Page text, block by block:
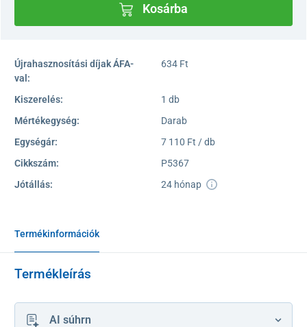
Kosárba
Újrahasznosítási díjak ÁFA-
val:
634 Ft
Kiszerelés:
1 db
Mértékegység:
Darab
Egységár:
7 110 Ft / db
Cikkszám:
P5367
Jótállás:
24 hónap
Termékinformációk
Termékleírás
AI súhrn